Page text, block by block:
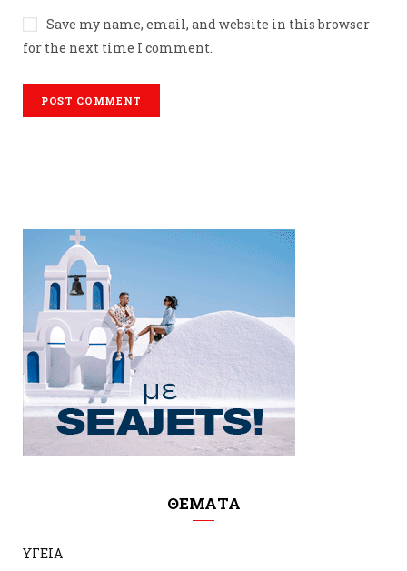
Save my name, email, and website in this browser
for the next time I comment.
ΘΕΜΑΤΑ
ΥΓΕΙΑ